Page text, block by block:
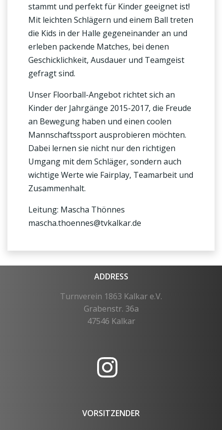
stammt und perfekt für Kinder geeignet ist!
Mit leichten Schlägern und einem Ball treten
die Kids in der Halle gegeneinander an und
erleben packende Matches, bei denen
Geschicklichkeit, Ausdauer und Teamgeist
gefragt sind.
Unser Floorball-Angebot richtet sich an
Kinder der Jahrgänge 2015-2017, die Freude
an Bewegung haben und einen coolen
Mannschaftssport ausprobieren möchten.
Dabei lernen sie nicht nur den richtigen
Umgang mit dem Schläger, sondern auch
wichtige Werte wie Fairplay, Teamarbeit und
Zusammenhalt.
Leitung: Mascha Thönnes
mascha.thoennes@tvkalkar.de
ADDRESS
Turnverein 1863 Kalkar e.V.
Grabenstr. 36a
47546 Kalkar
VORSITZENDER